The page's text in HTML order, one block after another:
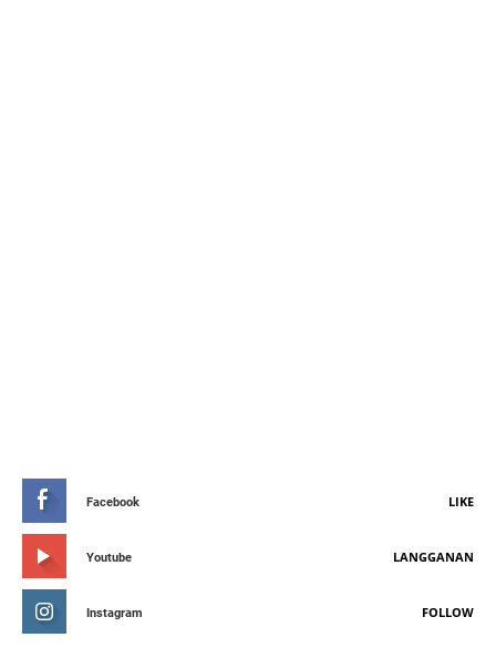
Facebook LIKE
Youtube LANGGANAN
Instagram FOLLOW